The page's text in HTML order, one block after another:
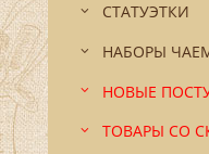
СТАТУЭТКИ
НАБОРЫ
НОВЫЕ
ТОВАРЫ СО